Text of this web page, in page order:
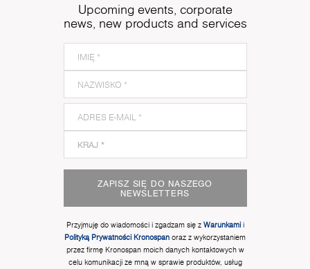
Upcoming events, corporate
news, new products and services
ZAPISZ SIĘ DO NASZEGO
NEWSLETTERS
Przyjmuję do wiadomości i zgadzam się z Warunkamii
Polityką Prywatności Kronospan oraz z wykorzystaniem
przez firmę Kronospan moich danych kontaktowych w
celu komunikacji ze mną w sprawie produktów, usług